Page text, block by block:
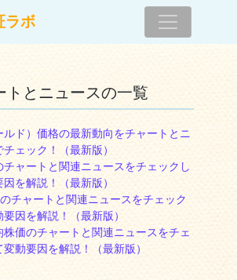
ョン
ラボ
トとニュースの一覧
ルド）価格の最新動向をチャートとニ
チェック！（最新版）
チャートと関連ニュースをチェックし
を解説！（最新版）
チャートと関連ニュースをチェック
要因を解説！（最新版）
株価のチャートと関連ニュースをチェ
変動要因を解説！（最新版）